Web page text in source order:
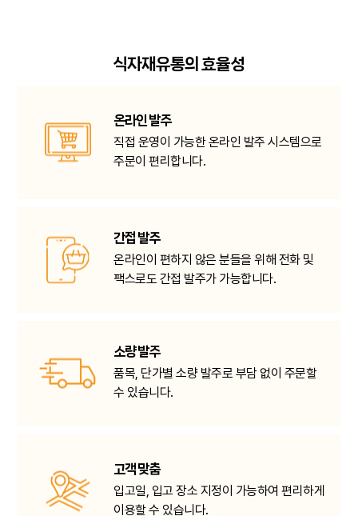
식자재유통의 효율성
온라인 발주
직접 운영이 가능한 온라인 발주 시스템으로
주문이 편리합니다.
간접 발주
온라인이 편하지 않은 분들을 위해 전화 및
팩스로도 간접 발주가 가능합니다.
소량 발주
품목, 단가별 소량 발주로 부담 없이 주문할
수 있습니다.
고객 맞춤
입고일, 입고 장소 지정이 가능하여 편리하게
이용할 수 있습니다.